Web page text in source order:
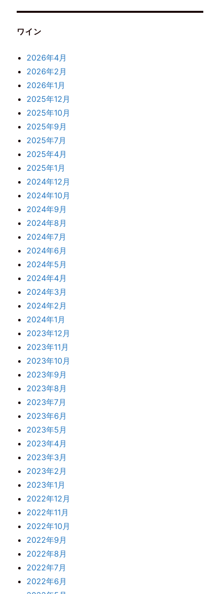
ワイン
2026年4月
2026年2月
2026年1月
2025年12月
2025年10月
2025年9月
2025年7月
2025年4月
2025年1月
2024年12月
2024年10月
2024年9月
2024年8月
2024年7月
2024年6月
2024年5月
2024年4月
2024年3月
2024年2月
2024年1月
2023年12月
2023年11月
2023年10月
2023年9月
2023年8月
2023年7月
2023年6月
2023年5月
2023年4月
2023年3月
2023年2月
2023年1月
2022年12月
2022年11月
2022年10月
2022年9月
2022年8月
2022年7月
2022年6月